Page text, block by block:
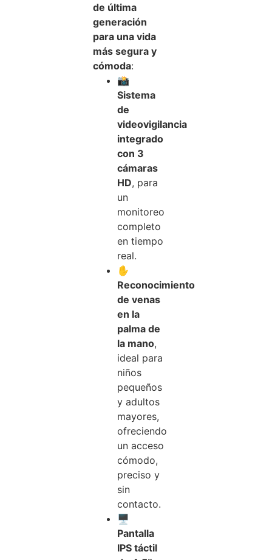
de última
generación
para una vida
más segura y
cómoda:
📸
Sistema
de
videovigilancia
integrado
con 3
cámaras
HD, para
un
monitoreo
completo
en tiempo
real.
✋
Reconocimiento
de venas
en la
palma de
la mano,
ideal para
niños
pequeños
y adultos
mayores,
ofreciendo
un acceso
cómodo,
preciso y
sin
contacto.
🖥️
Pantalla
IPS táctil